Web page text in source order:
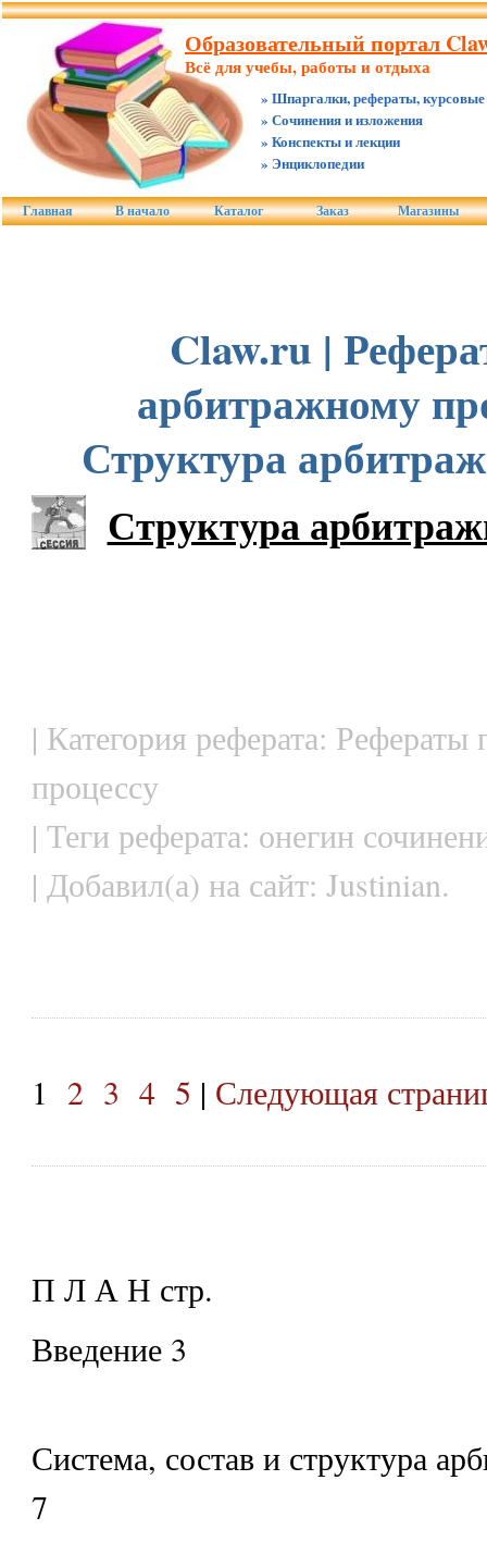
Образовательный портал
Всё для учебы, работы и отдыха
» Шпаргалки, рефераты, курсовые
» Сочинения и изложения
» Конспекты и лекции
» Энциклопедии
Главная В начало Каталог Заказ Магазины
Claw.ru |
арбитражному
Структура
Структура
| Категория реферата:
процессу
| Теги реферата: онегин
| Добавил(а) на сайт: Justinian.
1 2 3 4 5 | Следующая
П Л А Н стр.
Введение 3
Система, состав и структура
7